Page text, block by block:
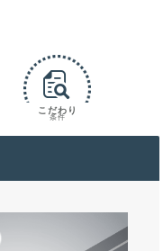
こだわり
条件